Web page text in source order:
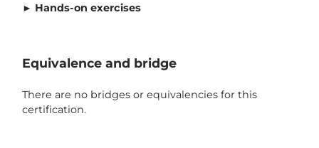
► Hands-on exercises
Equivalence and bridge
There are no bridges or equivalencies for this
certification.